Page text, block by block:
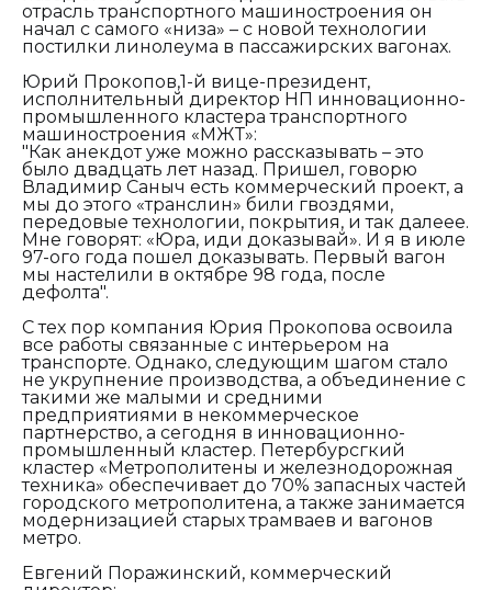
отрасль транспортного машиностроения он
начал с самого «низа» – с новой технологии
постилки линолеума в пассажирских вагонах.
Юрий Прокопов,1-й вице-президент,
исполнительный директор НП инновационно-
промышленного кластера транспортного
машиностроения «МЖТ»:
"Как анекдот уже можно рассказывать – это
было двадцать лет назад. Пришел, говорю
Владимир Саныч есть коммерческий проект, а
мы до этого «транслин» били гвоздями,
передовые технологии, покрытия, и так далеее.
Мне говорят: «Юра, иди доказывай». И я в июле
97-ого года пошел доказывать. Первый вагон
мы настелили в октябре 98 года, после
дефолта".
С тех пор компания Юрия Прокопова освоила
все работы связанные с интерьером на
транспорте. Однако, следующим шагом стало
не укрупнение производства, а объединение с
такими же малыми и средними
предприятиями в некоммерческое
партнерство, а сегодня в инновационно-
промышленный кластер. Петербурсгкий
кластер «Метрополитены и железнодорожная
техника» обеспечивает до 70% запасных частей
городского метрополитена, а также занимается
модернизацией старых трамваев и вагонов
метро.
Евгений Поражинский, коммерческий